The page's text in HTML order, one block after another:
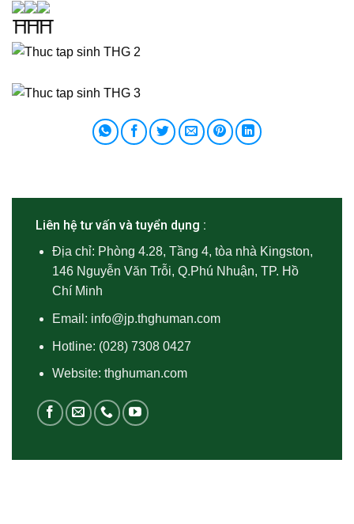
Liên hệ tư vấn và tuyển dụng :
Địa chỉ: Phòng 4.28, Tầng 4, tòa nhà Kingston,
146 Nguyễn Văn Trỗi, Q.Phú Nhuận, TP. Hồ
Chí Minh
Email: info@jp.thghuman.com
Hotline: (028) 7308 0427
Website: thghuman.com